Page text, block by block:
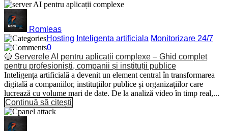
Romleas
Hosting Inteligenta artificiala Monitorizare 24/7
0
🔵 Serverele AI pentru aplicații complexe – Ghid complet
pentru profesioniști, companii și instituții publice
Inteligența artificială a devenit un element central în transformarea
digitală a companiilor, instituțiilor publice și organizațiilor care
lucrează cu volume mari de date. De la analiză video în timp real,...
Continuă să citești